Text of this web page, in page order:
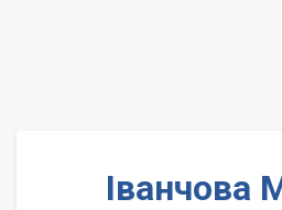
Іванчова